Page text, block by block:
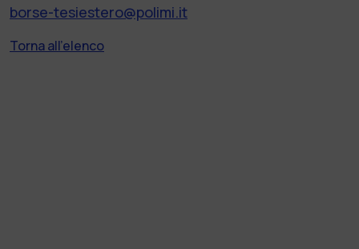
borse-tesiestero@polimi.it
Torna all'elenco